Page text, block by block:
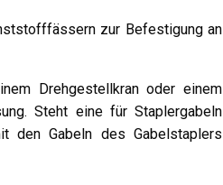
zur Befestigung an
Drehgestellkran oder einem
Steht eine für Staplergabeln
den Gabeln des Gabelstaplers